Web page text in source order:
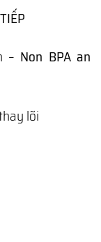
– Non BPA an
lõi